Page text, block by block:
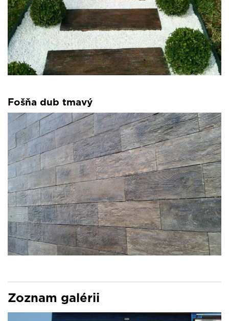
Fošňa dub tmavý
Zoznam galérii